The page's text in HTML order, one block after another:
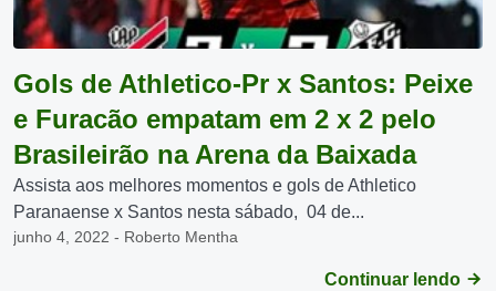
Gols de Athletico-Pr x Santos: Peixe
e Furacão empatam em 2 x 2 pelo
Brasileirão na Arena da Baixada
Assista aos melhores momentos e gols de Athletico
Paranaense x Santos nesta sábado, 04 de...
junho 4, 2022 - Roberto Mentha
Continuar lendo